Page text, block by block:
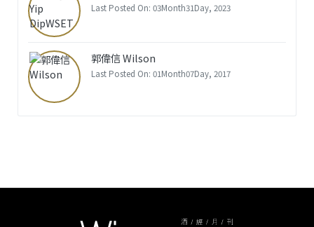
Last Posted On: 03Month31Day, 2023
郭偉信 Wilson
Last Posted On: 01Month07Day, 2017